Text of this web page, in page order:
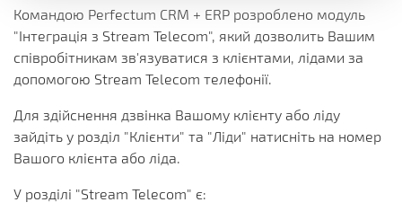
Командою Perfectum CRM + ERP розроблено модуль
"Інтеграція з Stream Telecom", який дозволить Вашим
співробітникам зв'язуватися з клієнтами, лідами за
допомогою Stream Telecom телефонії.
Для здійснення дзвінка Вашому клієнту або ліду
зайдіть у розділ "Клієнти" та "Ліди" натисніть на номер
Вашого клієнта або ліда.
У розділі "Stream Telecom" є: